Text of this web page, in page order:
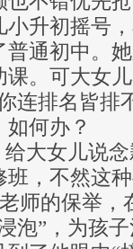
升初摇号
通初中。
。可大女
连排名皆排
何办？
大女儿说
，不然这
师的保举
泡”，为孩